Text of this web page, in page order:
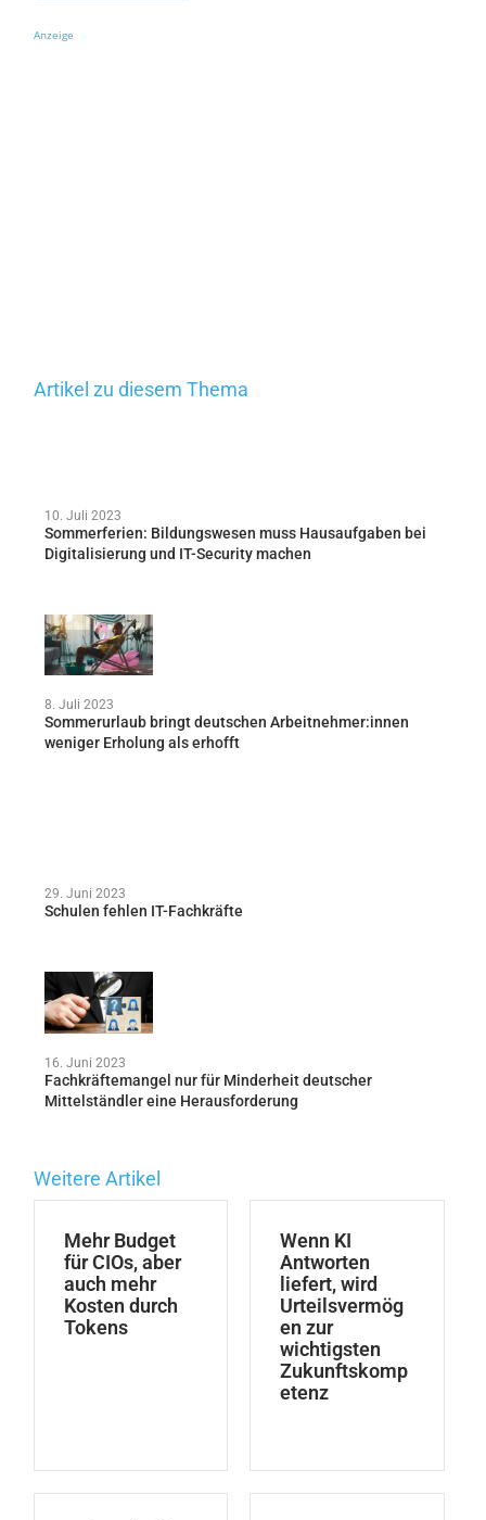
Anzeige
Artikel zu diesem Thema
10. Juli 2023
Sommerferien: Bildungswesen muss Hausaufgaben bei
Digitalisierung und IT-Security machen
8. Juli 2023
Sommerurlaub bringt deutschen Arbeitnehmer:innen
weniger Erholung als erhofft
29. Juni 2023
Schulen fehlen IT-Fachkräfte
16. Juni 2023
Fachkräftemangel nur für Minderheit deutscher
Mittelständler eine Herausforderung
Weitere Artikel
Mehr Budget
für CIOs, aber
auch mehr
Kosten durch
Tokens
Wenn KI
Antworten
liefert, wird
Urteilsvermög
en zur
wichtigsten
Zukunftskomp
etenz